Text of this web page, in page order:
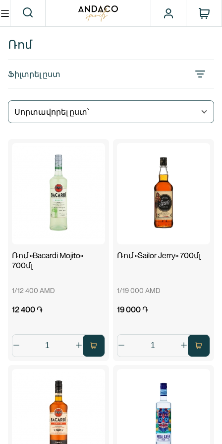
Ռոմ
Ֆիլտրել ըստ
Սորտավորել ըստ՝
Ռոմ «Bacardi Mojito»
700մլ
1/12 400 AMD
12 400 ֏
Ռոմ «Sailor Jerry» 700մլ
1/19 000 AMD
19 000 ֏